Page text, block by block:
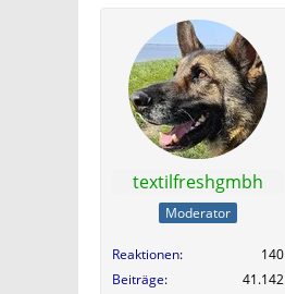
textilfreshgmbh
Moderator
Reaktionen
140
Beiträge
41.142